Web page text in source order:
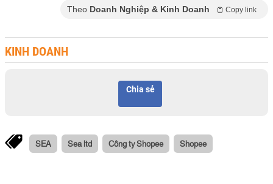
Theo Doanh Nghiệp & Kinh Doanh Copy link
KINH DOANH
Chia sẻ
SEA Sea ltd Công ty Shopee Shopee